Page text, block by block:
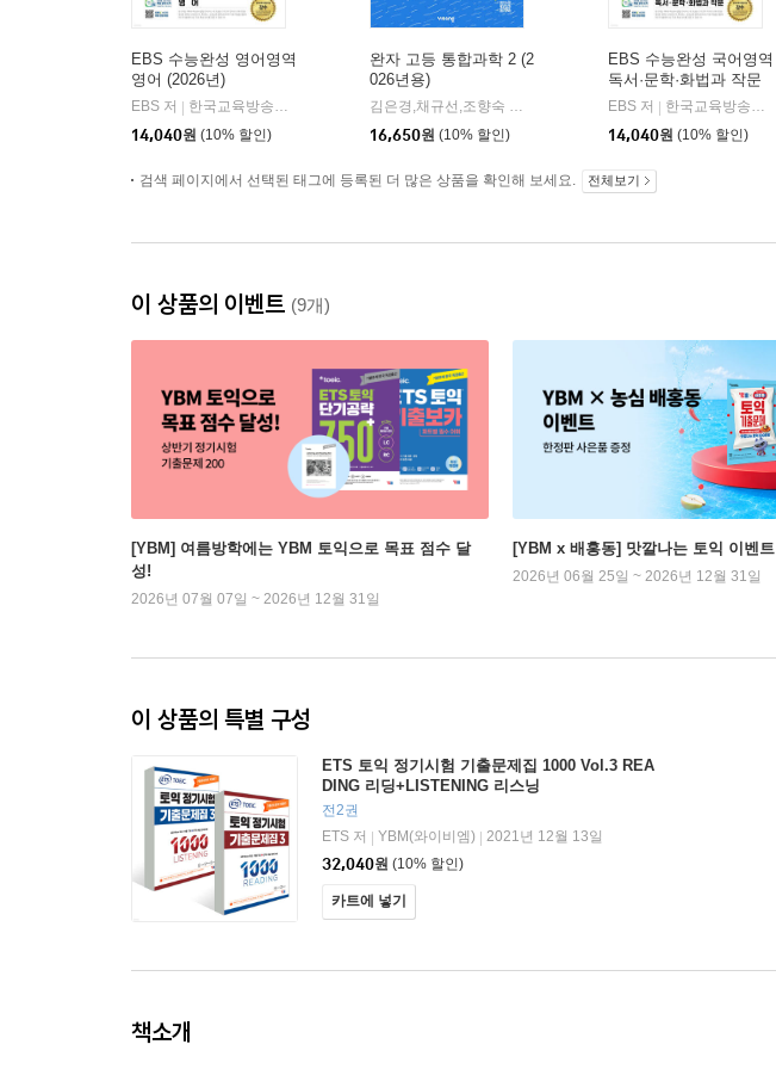
EBS 수능완성 영어영역
영어 (2026년)
EBS 저
한국교육방송공사
14,040원 (10% 할인)
완자 고등 통합과학 2 (2
026년용)
김은경,채규선,조향숙 등저
16,650원 (10% 할인)
EBS 수능완성 국어영역
독서·문학·화법과 작문
(2026년)
EBS 저
한국교육방송공사
14,040원 (10% 할인)
검색 페이지에서 선택된 태그에 등록된 더 많은 상품을 확인해 보세요. 전체보기
이 상품의 이벤트 (9개)
[YBM] 여름방학에는 YBM 토익으로 목표 점수 달
성!
2026년 07월 07일 ~ 2026년 12월 31일
[YBM x 배홍동] 맛깔나는 토익 이벤트
2026년 06월 25일 ~ 2026년 12월 31일
이 상품의 특별 구성
ETS 토익 정기시험 기출문제집 1000 Vol.3 REA
DING 리딩+LISTENING 리스닝
전2권
ETS 저
YBM(와이비엠)
2021년 12월 13일
32,040원 (10% 할인)
카트에 넣기
책소개